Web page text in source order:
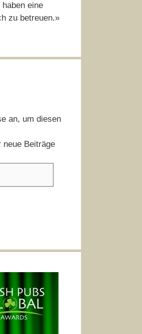
eine
zu betreuen.»
an, um diesen
neue Beiträge